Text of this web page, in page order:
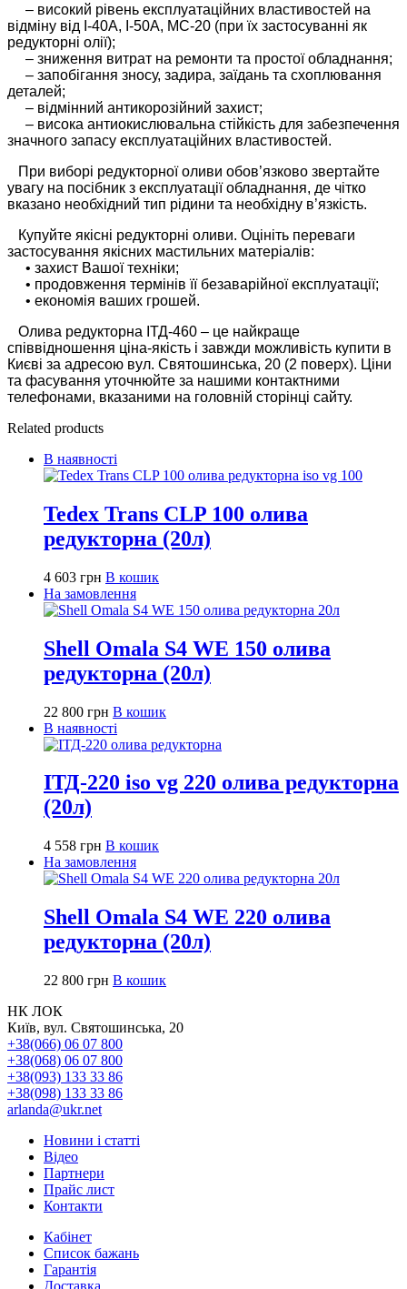
– високий рівень експлуатаційних властивостей на
відміну від І-40А, І-50А, МС-20 (при їх застосуванні як
редукторні олії);
– зниження витрат на ремонти та простої обладнання;
– запобігання зносу, задира, заїдань та схоплювання
деталей;
– відмінний антикорозійний захист;
– висока антиокислювальна стійкість для забезпечення
значного запасу експлуатаційних властивостей.
При виборі редукторної оливи обов’язково звертайте
увагу на посібник з експлуатації обладнання, де чітко
вказано необхідний тип рідини та необхідну в’язкість.
Купуйте якісні редукторні оливи. Оцініть переваги
застосування якісних мастильних матеріалів:
• захист Вашої техніки;
• продовження термінів її безаварійної експлуатації;
• економія ваших грошей.
Олива редукторна ІТД-460 – це найкраще
співвідношення ціна-якість і завжди можливість купити в
Києві за адресою вул. Святошинська, 20 (2 поверх). Ціни
та фасування уточнюйте за нашими контактними
телефонами, вказаними на головній сторінці сайту.
Related products
В наявності
Tedex Trans CLP 100 олива
редукторна (20л)
4 603 грн В кошик
На замовлення
Shell Omala S4 WE 150 олива
редукторна (20л)
22 800 грн В кошик
В наявності
ІТД-220 iso vg 220 олива редукторна
(20л)
4 558 грн В кошик
На замовлення
Shell Omala S4 WE 220 олива
редукторна (20л)
22 800 грн В кошик
НК ЛОК
Київ, вул. Святошинська, 20
+38(066) 06 07 800
+38(068) 06 07 800
+38(093) 133 33 86
+38(098) 133 33 86
arlanda@ukr.net
Новини і статті
Відео
Партнери
Прайс лист
Контакти
Кабінет
Список бажань
Гарантія